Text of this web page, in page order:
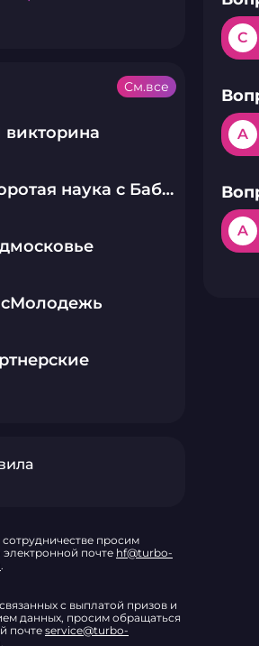
Упоротая наука с Бабаем Лютым
См.все
просим
почте hf@turbo-
.
с выплатой призов и
данных, просим обращаться
почте service@turbo-
.
C
A
A